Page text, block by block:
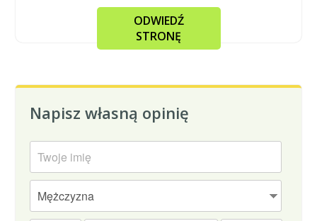
ODWIEDŹ
STRONĘ
Napisz własną opinię